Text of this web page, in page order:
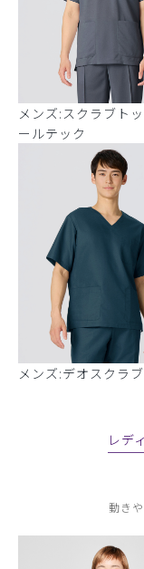
メンズ:スクラブト
ールテック
メンズ:デオスクラ
レデ
動き